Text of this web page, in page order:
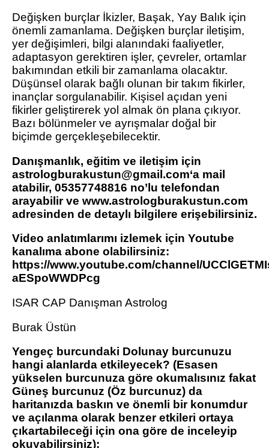
Değişken burçlar İkizler, Başak, Yay Balık için
önemli zamanlama. Değişken burçlar iletişim,
yer değişimleri, bilgi alanındaki faaliyetler,
adaptasyon gerektiren işler, çevreler, ortamlar
bakımından etkili bir zamanlama olacaktır.
Düşünsel olarak bağlı olunan bir takım fikirler,
inançlar sorgulanabilir. Kişisel açıdan yeni
fikirler geliştirerek yol almak ön plana çıkıyor.
Bazı bölünmeler ve ayrışmalar doğal bir
biçimde gerçekleşebilecektir.
Danışmanlık, eğitim ve iletişim için
astrologburakustun@gmail.com‘a mail
atabilir, 05357748816 no’lu telefondan
arayabilir ve www.astrologburakustun.com
adresinden de detaylı bilgilere erişebilirsiniz.
Video anlatımlarımı izlemek için Youtube
kanalıma abone olabilirsiniz:
https://www.youtube.com/channel/
aESpoWWDPcg
ISAR CAP Danışman Astrolog
Burak Üstün
Yengeç burcundaki Dolunay burcunuzu
hangi alanlarda etkileyecek? (Esasen
yükselen burcunuza göre okumalısınız fakat
Güneş burcunuz (Öz burcunuz) da
haritanızda baskın ve önemli bir konumdur
ve açılanma olarak benzer etkileri ortaya
çıkartabileceği için ona göre de inceleyip
okuyabilirsiniz):